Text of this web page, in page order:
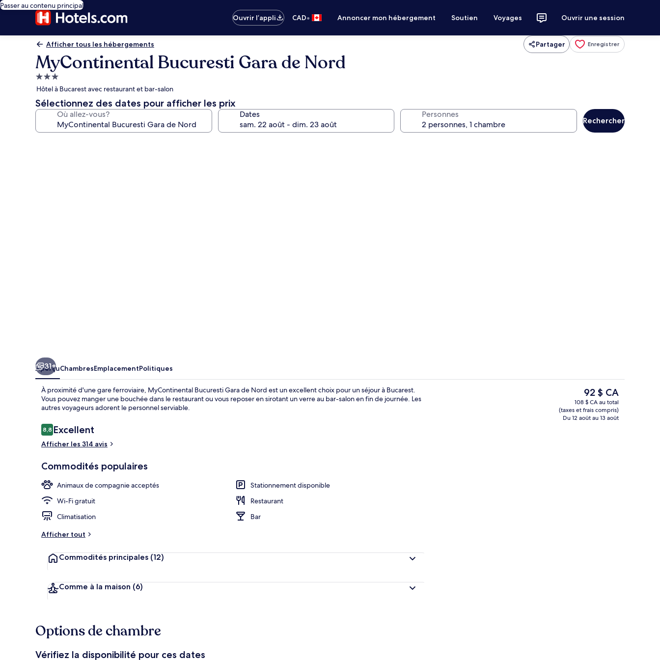
Passer au contenu principal
Ouvrir l’appli
CAD• Annoncer mon hébergement Soutien Voyages Ouvrir une session
Afficher tous les hébergements Partager Enregistrer
MyContinental Bucuresti Gara de Nord
Hébergement
3.0 étoiles
Hôtel à Bucarest avec restaurant et bar-salon
Sélectionnez des dates pour afficher les prix
Où allez-vous? Dates Personnes
Rechercher
Façade de l’hébergement
31+
AperçuChambresEmplacementPolitiques
À proximité d'une gare ferroviaire, MyContinental Bucuresti Gara de Nord est un excellent choix pour un séjour à Bucarest.
Vous pouvez manger une bouchée dans le restaurant ou vous reposer en sirotant un verre au bar-salon en fin de journée. Les
autres voyageurs adorent le personnel serviable.
Avis
8,88,8 sur 10 –
Excellent
Afficher les 314 avis
Commodités populaires
Animaux de compagnie acceptés
Stationnement disponible
Wi-Fi gratuit
Restaurant
Climatisation
Bar
Afficher tout
Commodités principales (12)
Comme à la maison (6)
Le
prix
actuel
est
92 $ CA
108 $ CA au total
(taxes et frais compris)
Du 12 août au 13 août
Options de chambre
Vérifiez la disponibilité pour ces dates